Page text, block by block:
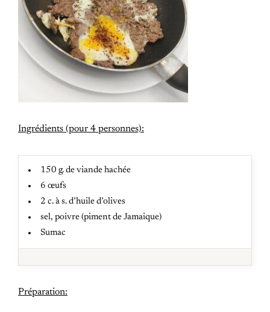
Ingrédients (pour 4 personnes):
150 g. de viande hachée
6 œufs
2 c. à s. d’huile d’olives
sel, poivre (piment de Jamaique)
Sumac
Préparation: